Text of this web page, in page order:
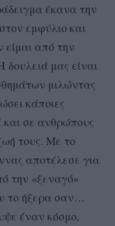
έκανα την
εμφύλιο και
από την
μας είναι
μιλώντας
κάποιες
και σε ανθρώπους
τους. Με το
αποτέλεσε για
την «ξεναγό»
το ήξερα σαν…
έναν κόσμο,